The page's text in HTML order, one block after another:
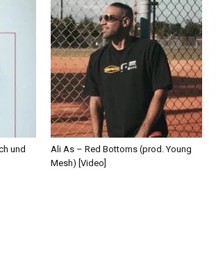
und
Ali As – Red Bottoms (prod. Young
Mesh) [Video]